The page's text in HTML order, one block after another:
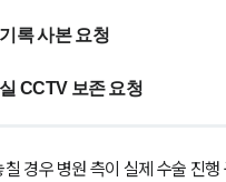
록 사본 요청
CCTV 보존 요청
칠 경우 병원 측이 실제 수술 진